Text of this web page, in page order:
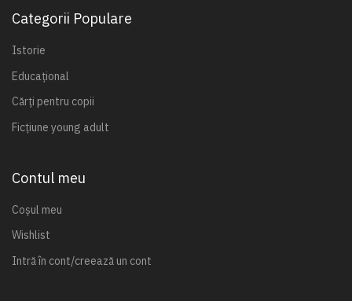
Categorii Populare
Istorie
Educațional
Cărți pentru copii
Ficțiune young adult
Contul meu
Coșul meu
Wishlist
Intră în cont/creează un cont